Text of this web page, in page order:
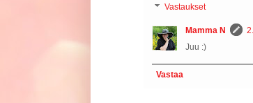
Vastaukset
Mamma N
Juu :)
Vastaa